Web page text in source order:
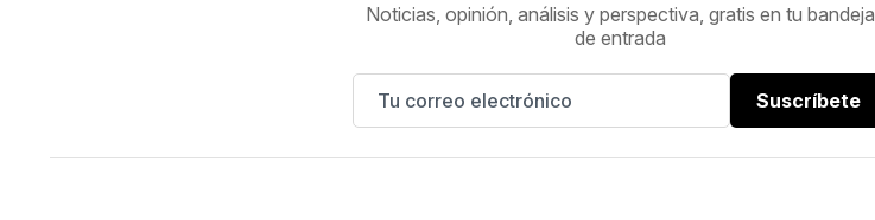
Noticias, opinión, análisis y perspectiva, gratis en tu bandeja
de entrada
Suscríbete